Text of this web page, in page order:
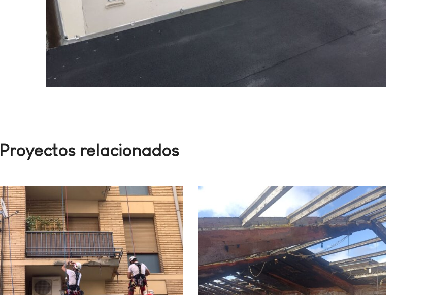
Proyectos relacionados